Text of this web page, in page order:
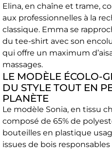
Elina, en chaîne et trame,
aux professionnelles à la
classique. Emma se
du tee-shirt avec son
qui offre un maximum
massages.
LE MODÈLE ÉCOLO-
DU STYLE TOUT EN
PLANÈTE
Le modèle Sonia, en tissu
composé de 65% de
bouteilles en plastique
issues de bois